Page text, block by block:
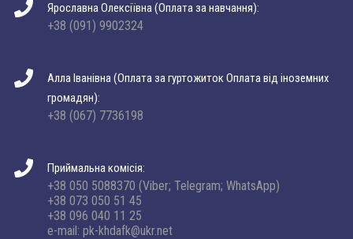
Ярославна Олексіївна (Оплата за навчання):
+38 (091) 9902324
Алла Іванівна (Оплата за гуртожиток Оплата від іноземних
громадян):
+38 (067) 7736198
Приймальна комісія:
+38 050 5088370 (Viber; Telegram; WhatsApp)
+38 073 050 51 45
+38 096 040 11 25
e-mail: pk-khdafk@ukr.net